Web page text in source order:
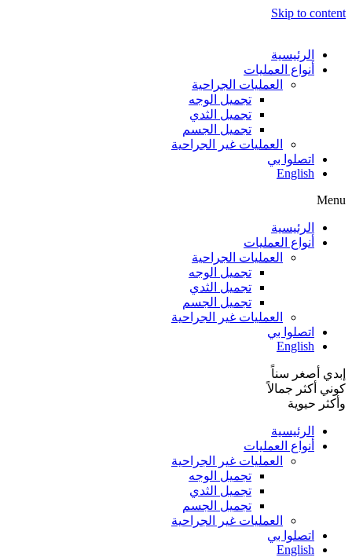
Skip to content
الرئيسية
أنواع العمليات
العمليات الجراحية
تجميل الوجه
تجميل الثدي
تجميل الجسم
العمليات غير الجراحية
اتصلوا بي
English
Menu
الرئيسية
أنواع العمليات
العمليات الجراحية
تجميل الوجه
تجميل الثدي
تجميل الجسم
العمليات غير الجراحية
اتصلوا بي
English
إبدي أصغر سناً
كوني أكثر جمالاً
وأكثر حيوية
الرئيسية
أنواع العمليات
العمليات غير الجراحية
تجميل الوجه
تجميل الثدي
تجميل الجسم
العمليات غير الجراحية
اتصلوا بي
English